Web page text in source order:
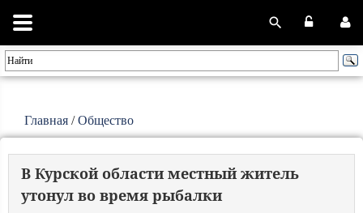
Главная /Общество
В Курской области местный житель
утонул во время рыбалки